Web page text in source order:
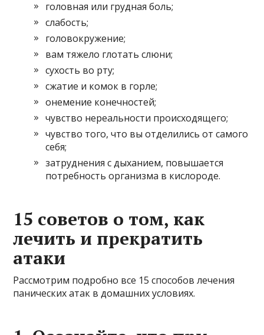
головная или грудная боль;
слабость;
головокружение;
вам тяжело глотать слюни;
сухость во рту;
сжатие и комок в горле;
онемение конечностей;
чувство нереальности происходящего;
чувство того, что вы отделились от самого
себя;
затруднения с дыханием, повышается
потребность организма в кислороде.
15 советов о том, как
лечить и прекратить
атаки
Рассмотрим подробно все 15 способов лечения
панических атак в домашних условиях.